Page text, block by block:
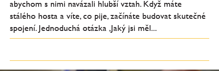
abychom s nimi navázali hlubší vztah. Když máte
stálého hosta a víte, co pije, začínáte budovat skutečné
spojení. Jednoduchá otázka ‚Jaký jsi měl...